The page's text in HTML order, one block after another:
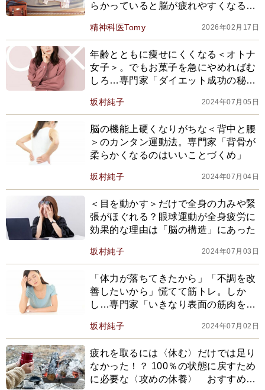
らかっていると脳が疲れやすくなる。
精神科医Tomy 2026年02月17日
年齢とともに痩せにくくなる＜オトナ
女子＞。でもお菓子を急にやめればむ
しろ…専門家「ダイエット成功の秘訣
坂村純子 2024年07月05日
脳の機能上硬くなりがちな＜背中と腰
＞のカンタン運動法。専門家「背骨が
柔らかくなるのはいいことづくめ」
坂村純子 2024年07月04日
＜目を動かす＞だけで全身の力みや緊
張がほぐれる？眼球運動が全身疲労に
効果的な理由は「脳の構造」にあった
坂村純子 2024年07月03日
「体力が落ちてきたから」「不調を改
善したいから」慌てて筋トレ。しか
し…専門家「いきなり表面の筋肉を鍛
坂村純子 2024年07月02日
疲れを取るには〈休む〉だけでは足り
なかった！？ 100％の状態に戻すため
に必要な〈攻めの休養〉 おすすめは